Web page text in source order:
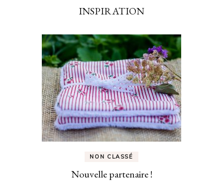
INSPIRATION
NON CLASSÉ
Nouvelle partenaire !